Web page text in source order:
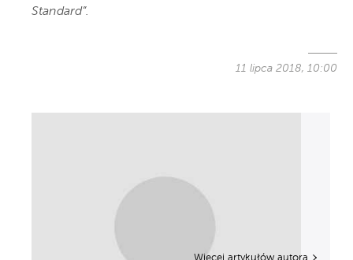
Standard”.
11 lipca 2018, 10:00